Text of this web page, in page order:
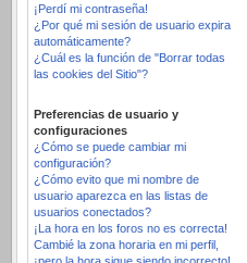
¡Perdí mi contraseña!
¿Por qué mi sesión de usuario expira
automáticamente?
¿Cuál es la función de "Borrar todas
las cookies del Sitio"?
Preferencias de usuario y
configuraciones
¿Cómo se puede cambiar mi
configuración?
¿Cómo evito que mi nombre de
usuario aparezca en las listas de
usuarios conectados?
¡La hora en los foros no es correcta!
Cambié la zona horaria en mi perfil,